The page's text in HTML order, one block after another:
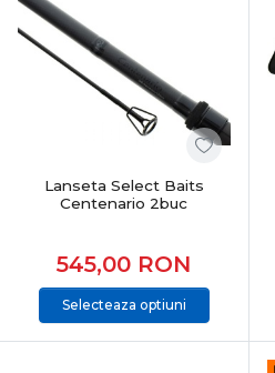
Ce definește pescuitul
Pescuitul la crap se bazează
monturi eficiente și sigure
lansări precise și repetabile
control total în drill
Este un stil care combină
Subcategorii esențiale
CategoriaCrap include o gamă
Lanseta Select Baits
Centenario 2buc
545,00 RON
Selecteaza optiuni